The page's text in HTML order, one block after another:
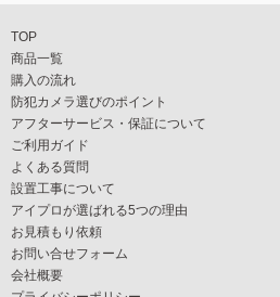
TOP
商品一覧
購入の流れ
防犯カメラ選びのポイント
アフターサービス・保証について
ご利用ガイド
よくある質問
設置工事について
アイプロが選ばれる5つの理由
お見積もり依頼
お問い合せフォーム
会社概要